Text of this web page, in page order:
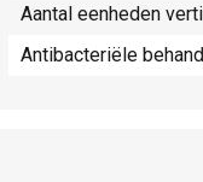
Aantal eenheden
Antibacteriële